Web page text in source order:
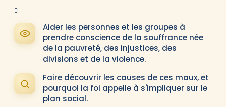
Aider les personnes et les groupes à
prendre conscience de la souffrance née
de la pauvreté, des injustices, des
divisions et de la violence.
Faire découvrir les causes de ces maux, et
pourquoi la foi appelle à s'impliquer sur le
plan social.